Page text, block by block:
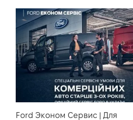
Ford Эконом Сервис | Для